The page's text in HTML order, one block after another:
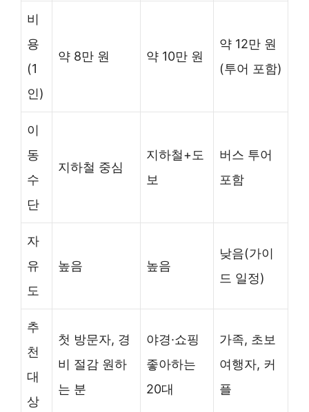
비
용
(1
인)
약 8만 원 약 10만 원
약 12만 원
(투어 포함)
이
동
수
단
지하철 중심
지하철+도
보
버스 투어
포함
자
유
도
높음 높음
낮음(가이
드 일정)
추
천
대
상
첫 방문자, 경
비 절감 원하
는 분
야경·쇼핑
좋아하는
20대
가족, 초보
여행자, 커
플